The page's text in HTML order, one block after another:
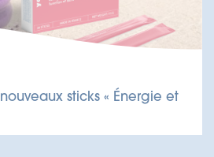
sticks « Énergie et